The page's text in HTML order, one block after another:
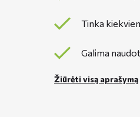
Tinka
Galima
Žiūrėti visą aprašymą